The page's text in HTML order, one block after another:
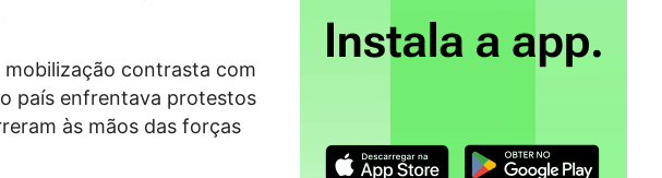
contrasta com
país enfrentava protestos
às mãos das forças